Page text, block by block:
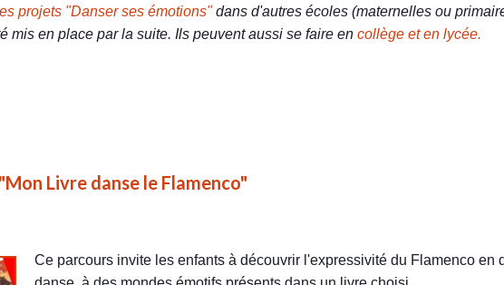
projets "Danser ses émotions"dans d'autres écoles (maternelles ou
mis en place par la suite. Ils peuvent aussi se faire en collège et en lycée.
Livre danse le Flamenco"
Ce parcours invite les enfants à découvrir l'expressivité du Flamenco en